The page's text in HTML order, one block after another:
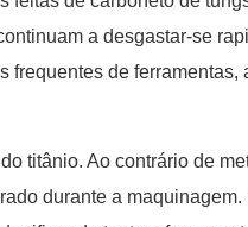
a desgastar-se
de ferramentas,
titânio. Ao contrário de
durante a